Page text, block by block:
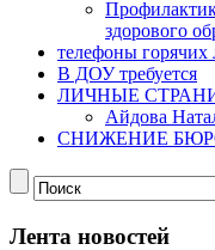
здорового
телефоны
В ДОУ требуется
ЛИЧНЫЕ
Айдова
СНИЖЕНИЕ
Лента новостей